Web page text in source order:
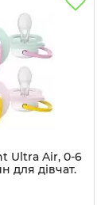
Ultra Air, 0-6
для дівчат.